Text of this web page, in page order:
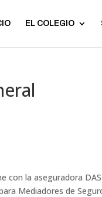
EL COLEGIO
con la aseguradora
Mediadores de